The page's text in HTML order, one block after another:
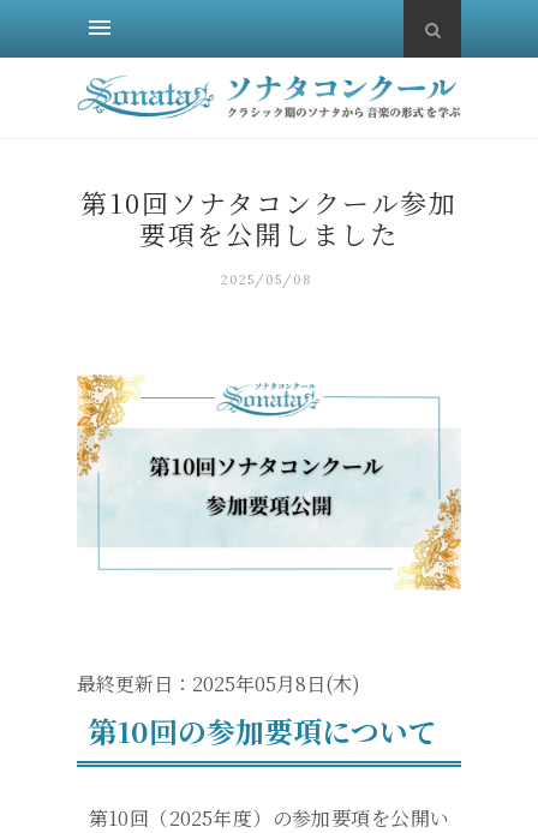
第10回ソナタコンクール参加
要項を公開しました
2025/05/08
最終更新日：2025年05月8日(木)
第10回の参加要項について
第10回（2025年度）の参加要項を公開い